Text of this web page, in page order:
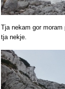
Tja nekam gor
tja nekje.